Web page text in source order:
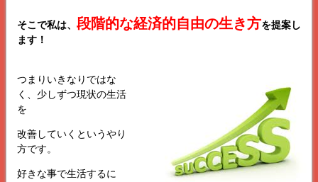
そこで私は、 段階的な経済的自由の生き方を提案し
ます！
つまりいきなりではな
く、少しずつ現状の生活
を
改善していくというやり
方です。
好きな事で生活するに